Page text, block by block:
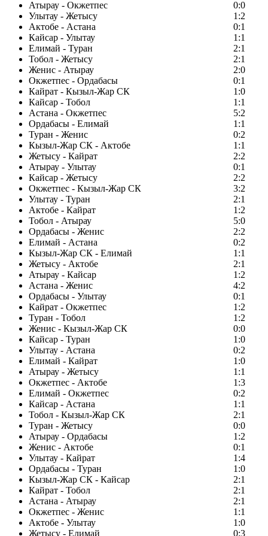
Атырау - Окжетпес
0:0
Улытау - Жетысу
1:2
Актобе - Астана
0:1
Кайсар - Улытау
1:1
Елимай - Туран
2:1
Тобол - Жетысу
2:1
Женис - Атырау
2:0
Окжетпес - Ордабасы
0:1
Кайрат - Кызыл-Жар СК
1:0
Кайсар - Тобол
1:1
Астана - Окжетпес
5:2
Ордабасы - Елимай
1:1
Туран - Женис
0:2
Кызыл-Жар СК - Актобе
1:1
Жетысу - Кайрат
2:2
Атырау - Улытау
0:1
Кайсар - Жетысу
2:2
Окжетпес - Кызыл-Жар СК
3:2
Улытау - Туран
2:1
Актобе - Кайрат
1:2
Тобол - Атырау
5:0
Ордабасы - Женис
2:2
Елимай - Астана
0:2
Кызыл-Жар СК - Елимай
1:1
Жетысу - Актобе
2:1
Атырау - Кайсар
1:2
Астана - Женис
4:2
Ордабасы - Улытау
0:1
Кайрат - Окжетпес
1:2
Туран - Тобол
1:2
Женис - Кызыл-Жар СК
0:0
Кайсар - Туран
1:0
Улытау - Астана
0:2
Елимай - Кайрат
1:0
Атырау - Жетысу
1:1
Окжетпес - Актобе
1:3
Елимай - Окжетпес
0:2
Кайсар - Астана
1:1
Тобол - Кызыл-Жар СК
2:1
Туран - Жетысу
0:0
Атырау - Ордабасы
1:2
Женис - Актобе
0:1
Улытау - Кайрат
1:4
Ордабасы - Туран
1:0
Кызыл-Жар СК - Кайсар
2:1
Кайрат - Тобол
2:1
Астана - Атырау
2:1
Окжетпес - Женис
1:1
Актобе - Улытау
1:0
Жетысу - Елимай
0:3